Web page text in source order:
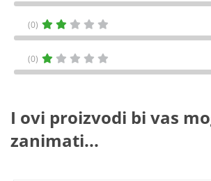
(0)
(0)
I ovi proizvodi bi vas
zanimati...